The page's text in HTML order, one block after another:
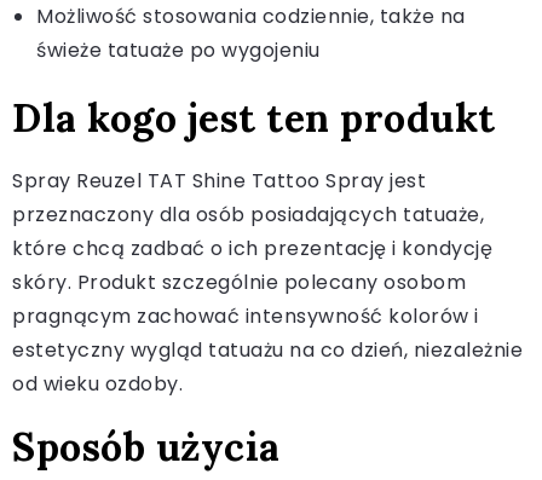
Możliwość stosowania codziennie, także na
świeże tatuaże po wygojeniu
Dla kogo jest ten produkt
Spray Reuzel TAT Shine Tattoo Spray jest
przeznaczony dla osób posiadających tatuaże,
które chcą zadbać o ich prezentację i kondycję
skóry. Produkt szczególnie polecany osobom
pragnącym zachować intensywność kolorów i
estetyczny wygląd tatuażu na co dzień, niezależnie
od wieku ozdoby.
Sposób użycia